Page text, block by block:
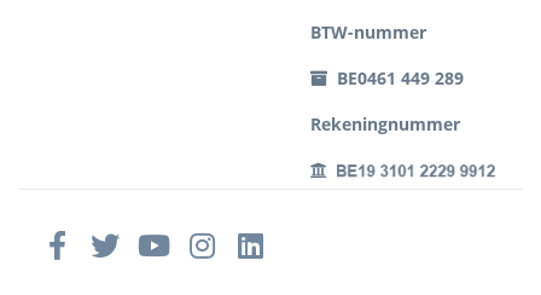
BTW-nummer
BE0461 449 289
Rekeningnummer